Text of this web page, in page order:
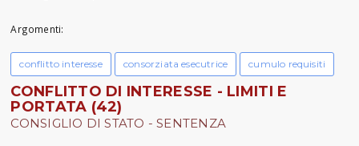
Argomenti:
conflitto interesse consorziata esecutrice cumulo requisiti
CONFLITTO DI INTERESSE - LIMITI E
PORTATA (42)
CONSIGLIO DI STATO - SENTENZA